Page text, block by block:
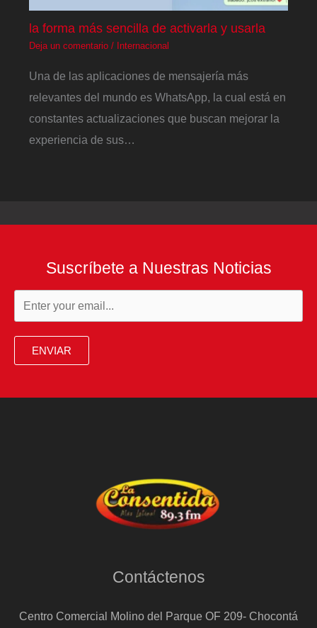
la forma más sencilla de activarla y usarla
Deja un comentario / Internacional
Una de las aplicaciones de mensajería más
relevantes del mundo es WhatsApp, la cual está en
constantes actualizaciones que buscan mejorar la
experiencia de sus…
Suscríbete a Nuestras Noticias
ENVIAR
Contáctenos
Centro Comercial Molino del Parque OF 209- Chocontá